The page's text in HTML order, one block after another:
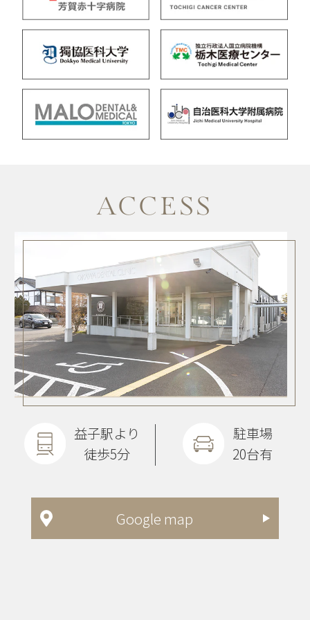
Google map
ACCESS
益子駅より
徒歩5分
駐車場
20台有